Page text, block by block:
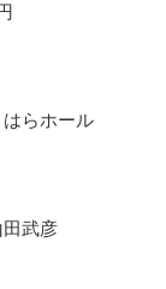
らホール
武彦